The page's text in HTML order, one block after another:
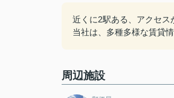
近くに2駅ある、アクセ
当社は、多種多様な賃貸
周辺施設